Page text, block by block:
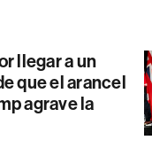
llegar a un
que el arancel
agrave la